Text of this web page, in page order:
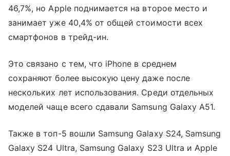
46,7%, но Apple поднимается на второе место и
занимает уже 40,4% от общей стоимости всех
смартфонов в трейд-ин.
Это связано с тем, что iPhone в среднем
сохраняют более высокую цену даже после
нескольких лет использования. Среди отдельных
моделей чаще всего сдавали Samsung Galaxy A51.
Также в топ-5 вошли Samsung Galaxy S24, Samsung
Galaxy S24 Ultra, Samsung Galaxy S23 Ultra и Apple